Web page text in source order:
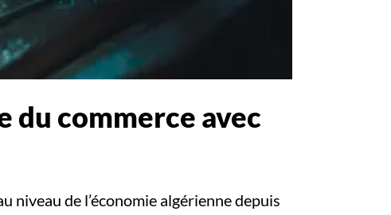
du commerce avec
niveau de l’économie algérienne depuis